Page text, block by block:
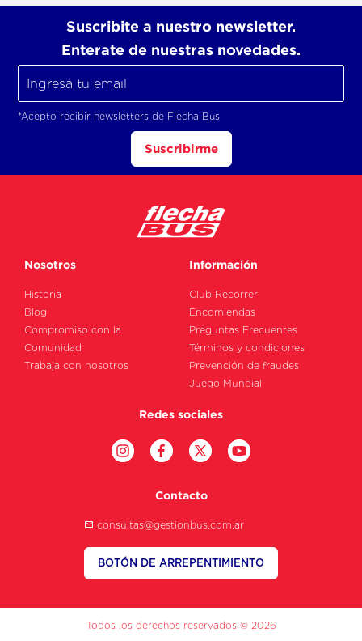
Suscribite a nuestro newsletter.
Enterate de nuestras novedades.
*Acepto recibir newsletters de Flecha Bus
Suscribirme
Nosotros
Historia
Blog
Compromiso con la
Comunidad
Trabaja con nosotros
Información
Club Recorrer
Encomiendas
Preguntas Frecuentes
Términos y condiciones
Prevención de fraudes
Juego Mundial
Redes sociales
Contacto
consultas@gestionbus.com.ar
BOTÓN DE ARREPENTIMIENTO
Todos los derechos reservados © 2026